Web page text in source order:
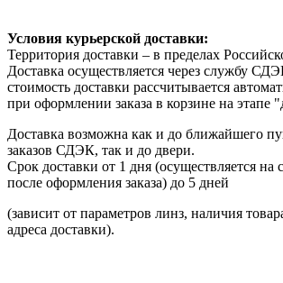
Условия курьерской доставки:
Территория доставки – в пределах
Доставка осуществляется через службу
стоимость доставки рассчитывается
при оформлении заказа в корзине на этапе
Доставка возможна как и до ближайшего
заказов СДЭК, так и до двери.
Срок доставки от 1 дня (осуществляется
после оформления заказа) до 5 дней
(зависит от параметров линз, наличия
адреса доставки).